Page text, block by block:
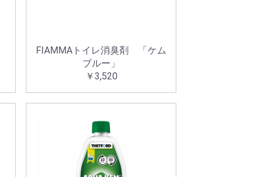
FIAMMAトイレ消臭剤 「ケム
ブルー」
￥3,520